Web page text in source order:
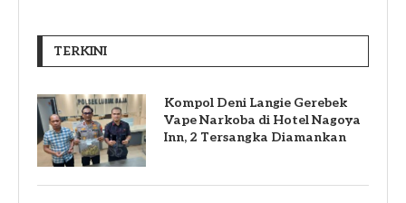
TERKINI
Kompol Deni Langie Gerebek
Vape Narkoba di Hotel Nagoya
Inn, 2 Tersangka Diamankan